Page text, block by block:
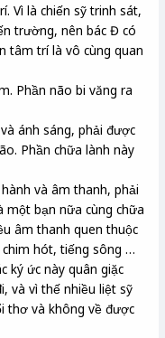
Vì là chiến sỹ trinh sát,
trường, nên bác Đ có
tâm trí là vô cùng quan
Phần não bi văng ra
ánh sáng, phải được
Phần chữa lành này
và âm thanh, phải
một bạn nữa cùng chữa
âm thanh quen thuộc
hót, tiếng sông …
ký ức này quân giặc
và vì thế nhiều liệt sỹ
thơ và không về được